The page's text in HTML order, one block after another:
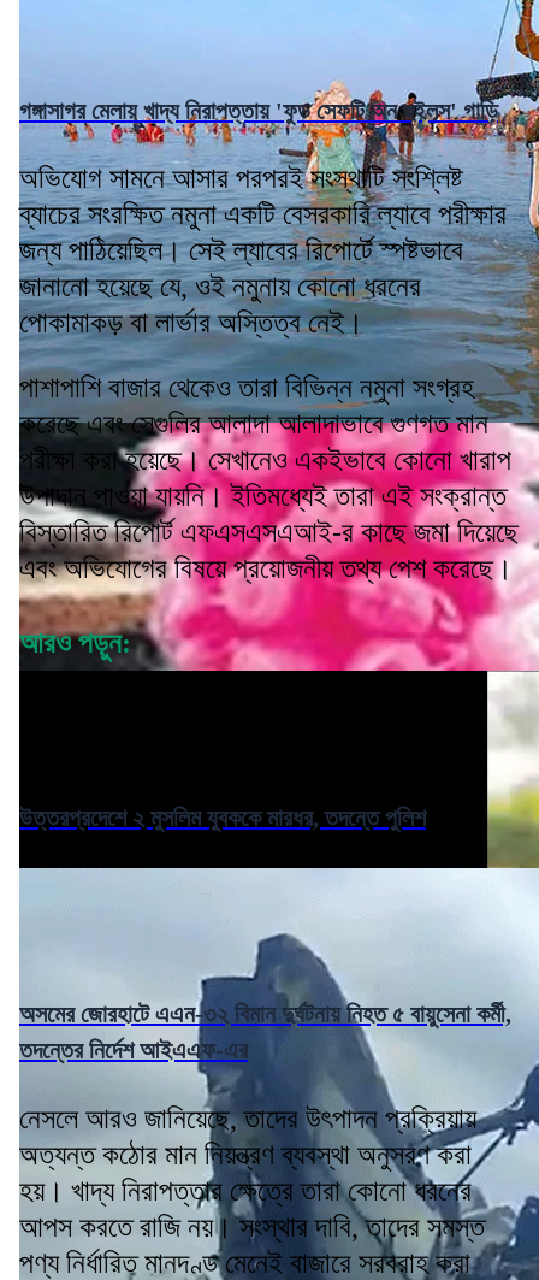
গঙ্গাসাগর মেলায় খাদ্য নিরাপত্তায় 'ফুড সেফটি অন হুইলস' গাড়ি
অভিযোগ সামনে আসার পরপরই সংস্থাটি সংশ্লিষ্ট
ব্যাচের সংরক্ষিত নমুনা একটি বেসরকারি ল্যাবে পরীক্ষার
জন্য পাঠিয়েছিল। সেই ল্যাবের রিপোর্টে স্পষ্টভাবে
জানানো হয়েছে যে, ওই নমুনায় কোনো ধরনের
পোকামাকড় বা লার্ভার অস্তিত্ব নেই।
পাশাপাশি বাজার থেকেও তারা বিভিন্ন নমুনা সংগ্রহ
করেছে এবং সেগুলির আলাদা আলাদাভাবে গুণগত মান
পরীক্ষা করা হয়েছে। সেখানেও একইভাবে কোনো খারাপ
উপাদান পাওয়া যায়নি। ইতিমধ্যেই তারা এই সংক্রান্ত
বিস্তারিত রিপোর্ট এফএসএসএআই-র কাছে জমা দিয়েছে
এবং অভিযোগের বিষয়ে প্রয়োজনীয় তথ্য পেশ করেছে।
আরও পড়ুন:
উত্তরপ্রদেশে ২ মুসলিম যুবককে মারধর, তদন্তে পুলিশ
অসমের জোরহাটে এএন-৩২ বিমান দুর্ঘটনায় নিহত ৫ বায়ুসেনা কর্মী,
তদন্তের নির্দেশ আইএএফ-এর
নেসলে আরও জানিয়েছে, তাদের উৎপাদন প্রক্রিয়ায়
অত্যন্ত কঠোর মান নিয়ন্ত্রণ ব্যবস্থা অনুসরণ করা
হয়। খাদ্য নিরাপত্তার ক্ষেত্রে তারা কোনো ধরনের
আপস করতে রাজি নয়। সংস্থার দাবি, তাদের সমস্ত
পণ্য নির্ধারিত মানদণ্ড মেনেই বাজারে সরবরাহ করা